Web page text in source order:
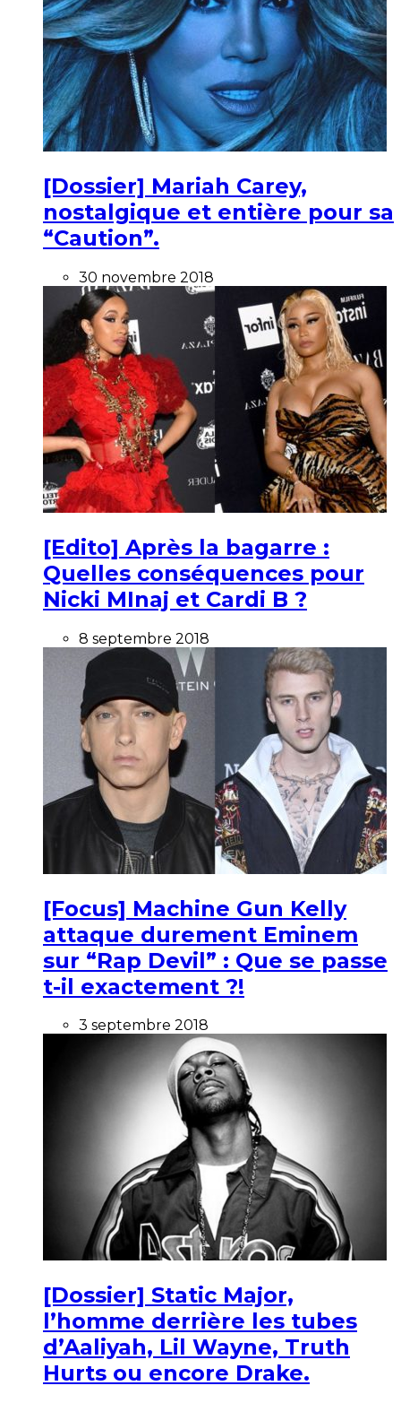
[Dossier] Mariah Carey,
nostalgique et entière pour sa
“Caution”.
30 novembre 2018
[Edito] Après la bagarre :
Quelles conséquences pour
Nicki MInaj et Cardi B ?
8 septembre 2018
[Focus] Machine Gun Kelly
attaque durement Eminem
sur “Rap Devil” : Que se passe
t-il exactement ?!
3 septembre 2018
[Dossier] Static Major,
l’homme derrière les tubes
d’Aaliyah, Lil Wayne, Truth
Hurts ou encore Drake.